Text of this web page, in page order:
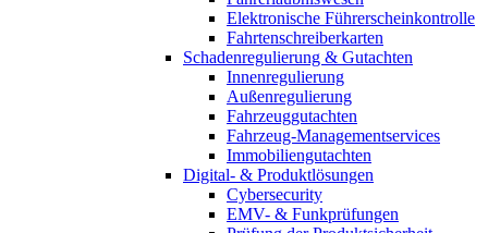
Elektronische Führerscheinkontrolle
Fahrtenschreiberkarten
Schadenregulierung & Gutachten
Innenregulierung
Außenregulierung
Fahrzeuggutachten
Fahrzeug-Managementservices
Immobiliengutachten
Digital- & Produktlösungen
Cybersecurity
EMV- & Funkprüfungen